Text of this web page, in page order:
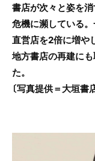
書店が次々と姿を
危機に瀕している
直営店を2倍に増や
地方書店の再建に
た。
〔写真提供＝大垣書